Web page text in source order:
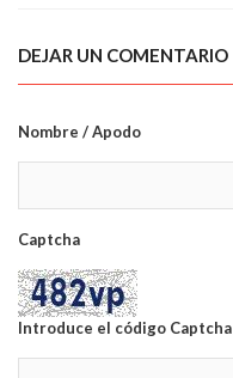
DEJAR UN COMENTARIO
Nombre / Apodo
Captcha
Introduce el código Captcha